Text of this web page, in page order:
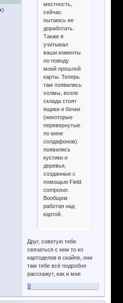
местность,
сейчас
пытаюсь ее
доработать.
Также я
учитывал
ваши коменты
по поводу
моей прошлой
карты. Теперь
там появились
холмы, возле
склада стоят
ящики и бочки
(некоторые
перевернутые
по вине
солдафонов).
появились
кустики и
деревья,
созданные с
помощью Field
composer.
Вообщем
работая над
картой.
Друг, советую тебе
связаться с кем то из
картоделов в скайпе, они
там тебе всё подробно
расскажут, как и мне
0